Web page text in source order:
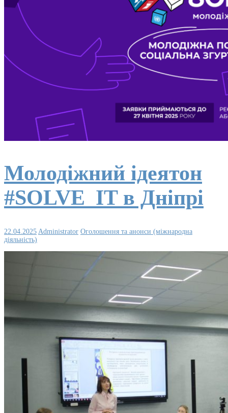
Молодіжний ідеятон
#SOLVE_IT в Дніпрі
22.04.2025 Administrator Оголошення та анонси (міжнародна
діяльність)